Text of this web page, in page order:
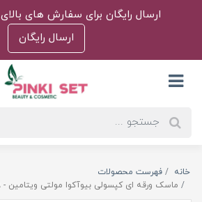
ارسال رایگان برای سفارش های بالای 1.000.000 تومان
ارسال رایگان
خانه
فهرست محصولات
ماسک ورقه ای کپسولی بیوآکوا مولتی ویتامین - BIOAQUA